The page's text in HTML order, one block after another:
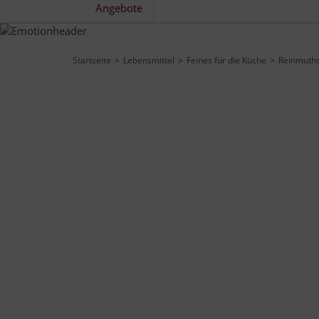
Angebote
Startseite Lebensmittel Feines für die Küche